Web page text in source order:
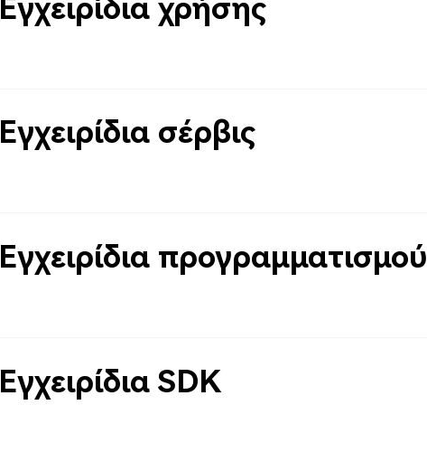
Εγχειρίδια χρήσης
Εγχειρίδια σέρβις
Εγχειρίδια προγραμματισμού
Εγχειρίδια SDK